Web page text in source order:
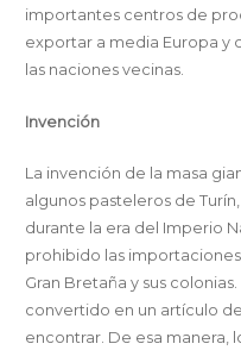
importantes centros de
exportar a media Europa y
las naciones vecinas.
Invención
La invención de la masa
algunos pasteleros de
durante la era del Imperio
prohibido las
Gran Bretaña y sus
convertido en un artículo
encontrar. De esa manera,